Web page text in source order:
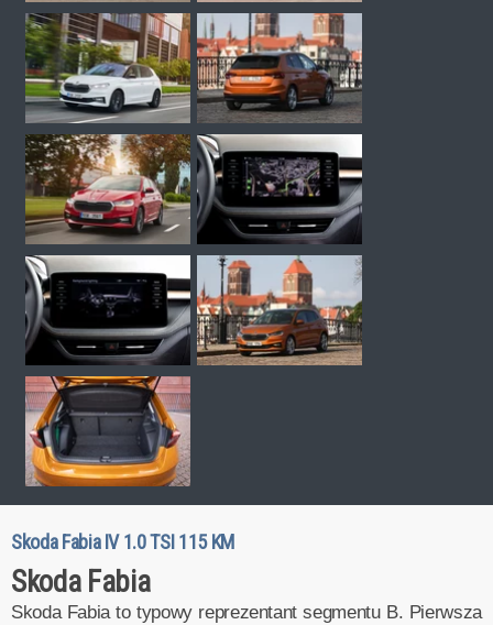
Skoda Fabia IV 1.0 TSI 115 KM
Skoda Fabia
Skoda Fabia to typowy reprezentant segmentu B. Pierwsza